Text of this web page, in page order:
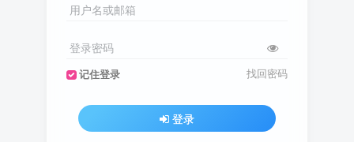
用户名或邮箱
登录密码
记住登录 找回密码
登录